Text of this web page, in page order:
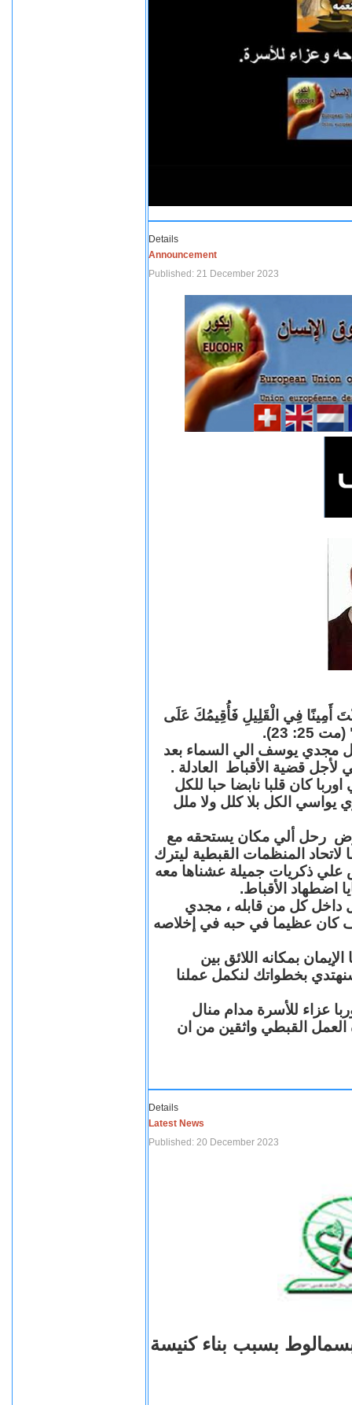
Details
Announcement
Published: 21 December 2023
أَمِينًا فِي الْقَلِيلِ فَأُقِيمُكَ عَلَى
23).
مجدي يوسف الي السماء بعد
قضية الأقباط العادلة .
كان قلبا نابضا حبا للكل
يواسي الكل بلا كلل ولا ملل
رحل ألي مكان يستحقه مع
المنظمات القبطية ليترك
علي ذكريات جميلة عشناها معه
اضطهاد الأقباط.
داخل كل من قابله ، مجدي
عظيما في حبه في إخلاصه
بمكانه اللائق بين
بخطواتك لنكمل عملنا
عزاء للأسرة مدام منال
العمل القبطي واثقين من ان
Details
Latest News
Published: 20 December 2023
بسبب بناء كنيسة